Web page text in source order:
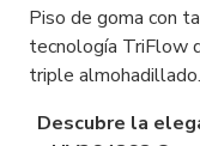
Piso de goma con
tecnología TriFlow
triple almohadillado.
Descubre la